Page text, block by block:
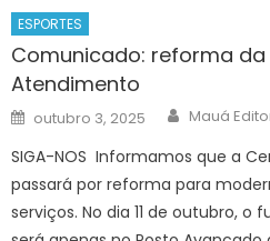
ESPORTES
Comunicado: reforma
Atendimento
Posted
on
outubro 3, 2025 Author
Mauá
SIGA-NOS Informamos que a
passará por reforma para
serviços. No dia 11 de outubro,